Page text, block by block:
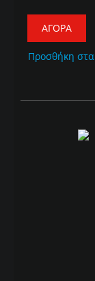
ΑΓΟΡΆ
Προσθήκη